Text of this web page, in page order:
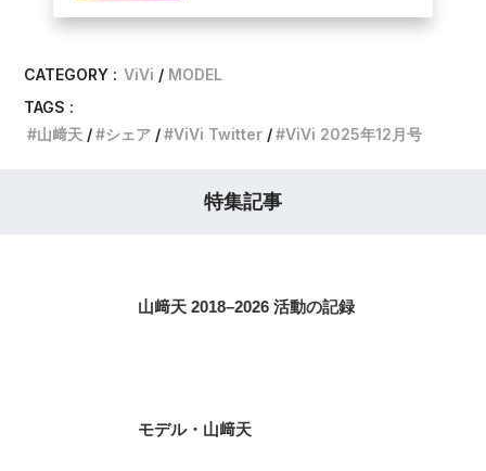
CATEGORY : ViVi
MODEL
TAGS :
山﨑天
シェア ViVi Twitter ViVi 2025年12月号
特集記事
山﨑天 2018–2026 活動の記録
モデル・山﨑天